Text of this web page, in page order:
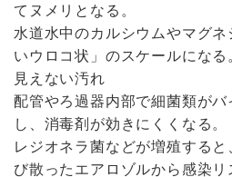
てヌメリとなる。
水道水中のカルシウムやマグ
いウロコ状」のスケールになる
見えない汚れ
配管やろ過器内部で細菌類が
し、消毒剤が効きにくくなる。
レジオネラ菌などが増殖する
び散ったエアロゾルから感染リ